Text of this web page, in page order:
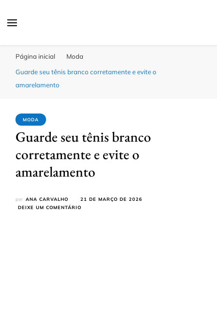
Página inicial
Moda
Guarde seu tênis branco corretamente e evite o
amarelamento
MODA
Guarde seu tênis branco
corretamente e evite o
amarelamento
por ANA CARVALHO
21 DE MARÇO DE 2026
DEIXE UM COMENTÁRIO